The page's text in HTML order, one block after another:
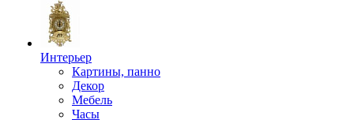
Интерьер
Картины, панно
Декор
Мебель
Часы